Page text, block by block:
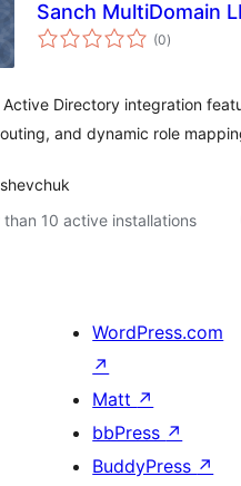
Sanch MultiDomain
(0total
ratings
)
Active Directory integration
and dynamic role
than 10 active installations
WordPress.com
↗
Matt ↗
bbPress ↗
BuddyPress ↗